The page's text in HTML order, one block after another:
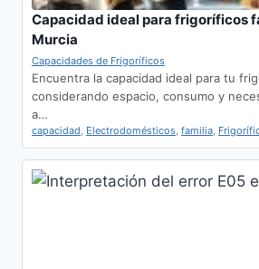
Capacidad ideal para frigoríficos
Murcia
Capacidades de Frigoríficos
Encuentra la capacidad ideal para tu
considerando espacio, consumo y
a…
capacidad, Electrodomésticos, familia,